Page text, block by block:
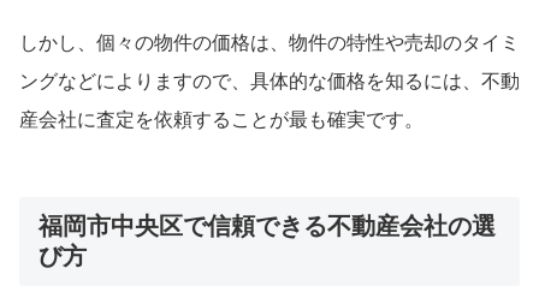
しかし、個々の物件の価格は、物件の特性や売却のタイミ
ングなどによりますので、具体的な価格を知るには、不動
産会社に査定を依頼することが最も確実です。
福岡市中央区で信頼できる不動産会社の選
び方